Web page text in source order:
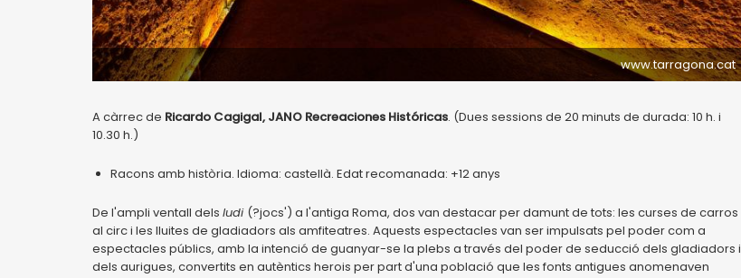
www.tarragona.cat
A càrrec de Ricardo Cagigal, JANO Recreaciones Históricas. (Dues sessions de 20 minuts de durada: 10 h. i
10.30 h.)
Racons amb història. Idioma: castellà. Edat recomanada: +12 anys
De l'ampli ventall dels ludi (?jocs') a l'antiga Roma, dos van destacar per damunt de tots: les curses de carros
al circ i les lluites de gladiadors als amfiteatres. Aquests espectacles van ser impulsats pel poder com a
espectacles públics, amb la intenció de guanyar-se la plebs a través del poder de seducció dels gladiadors i
dels aurigues, convertits en autèntics herois per part d'una població que les fonts antigues anomenaven